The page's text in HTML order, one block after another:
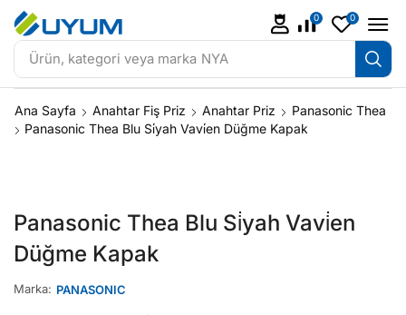
Ürün, kategori veya marka NYA
0 0
Ana Sayfa Anahtar Fiş Priz Anahtar Priz
Panasonic Thea
Panasonic Thea Blu Si̇yah Vavi̇en Düğme Kapak
Panasonic Thea Blu Si̇yah Vavi̇en
Düğme Kapak
Marka: PANASONIC